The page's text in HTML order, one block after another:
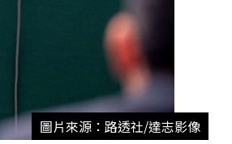
圖片來源：路透社/達志影像